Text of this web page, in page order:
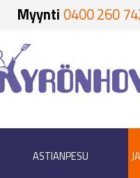
Myynti 0400 260
ASTIANPESU